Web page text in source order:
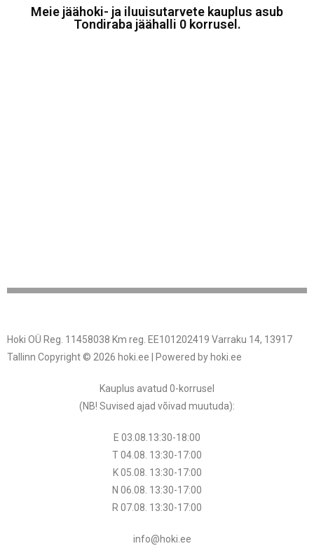
Meie jäähoki- ja iluuisutarvete kauplus asub
Tondiraba jäähalli 0 korrusel.
Hoki OÜ Reg. 11458038 Km reg. EE101202419 Varraku 14, 13917
Tallinn Copyright © 2026 hoki.ee | Powered by hoki.ee
Kauplus avatud 0-korrusel
(NB! Suvised ajad võivad muutuda):
E 03.08.13:30-18:00
T 04.08. 13:30-17:00
K 05.08. 13:30-17:00
N 06.08. 13:30-17:00
R 07.08. 13:30-17:00
info@hoki.ee